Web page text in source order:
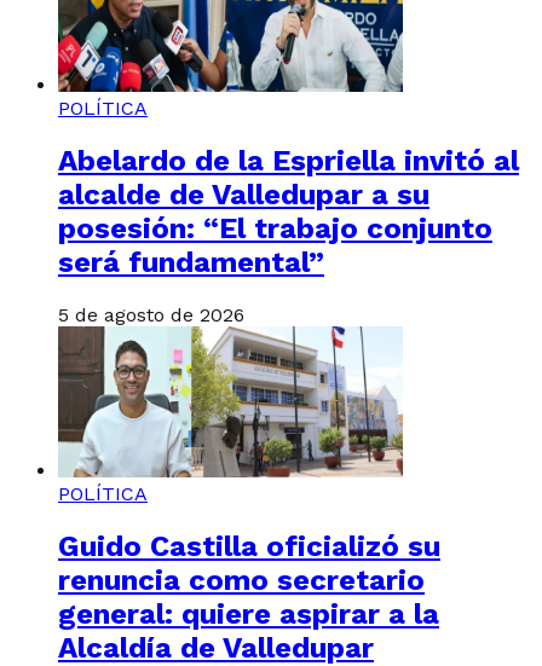
POLÍTICA
Abelardo de la Espriella invitó al
alcalde de Valledupar a su
posesión: “El trabajo conjunto
será fundamental”
5 de agosto de 2026
POLÍTICA
Guido Castilla oficializó su
renuncia como secretario
general: quiere aspirar a la
Alcaldía de Valledupar